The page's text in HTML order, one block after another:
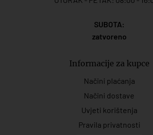
SUBOTA:
zatvoreno
Informacije za kupce
Načini plaćanja
Načini dostave
Uvjeti korištenja
Pravila privatnosti